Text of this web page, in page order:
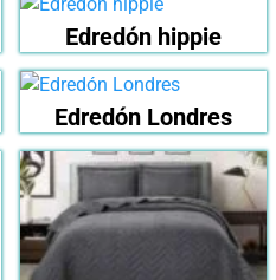
Edredón hippie
Edredón Londres